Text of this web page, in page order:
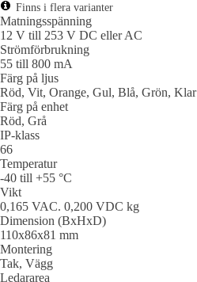
Finns i flera varianter
Matningsspänning
12 V till 253 V DC eller AC
Strömförbrukning
55 till 800 mA
Färg på ljus
Röd, Vit, Orange, Gul, Blå, Grön, Klar
Färg på enhet
Röd, Grå
IP-klass
66
Temperatur
-40 till +55 °C
Vikt
0,165 VAC. 0,200 VDC kg
Dimension (BxHxD)
110x86x81 mm
Montering
Tak, Vägg
Ledararea